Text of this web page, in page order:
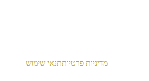
מדיניות פרטיותתנאי שימוש